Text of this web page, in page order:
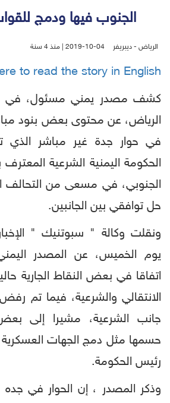
الجنوب فيها ودمج
الرياض - ديبريفر 2019-10-04 | منذ 4 سنة
to read the story in English
كشف مصدر يمني مسئول، في
الرياض، عن محتوى بعض بنود
في حوار جدة غير مباشر الذي
الحكومة اليمنية الشرعية المعترف
الجنوبي، في مسعى من التحالف
حل توافقي بين الجانبين.
ونقلت وكالة " سبوتنيك "
يوم الخميس، عن المصدر
اتفاقا في بعض النقاط الجارية
الانتقالي والشرعية، فيما تم
جانب الشرعية، مشيرا إلى
حسمها مثل دمج الجهات العسكرية
رئيس الحكومة.
وذكر المصدر ، إن الحوار في